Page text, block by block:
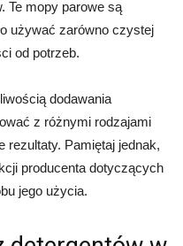
Te mopy parowe są
używać zarówno czystej
od potrzeb.
dodawania
z różnymi rodzajami
rezultaty. Pamiętaj jednak,
producenta dotyczących
jego użycia.